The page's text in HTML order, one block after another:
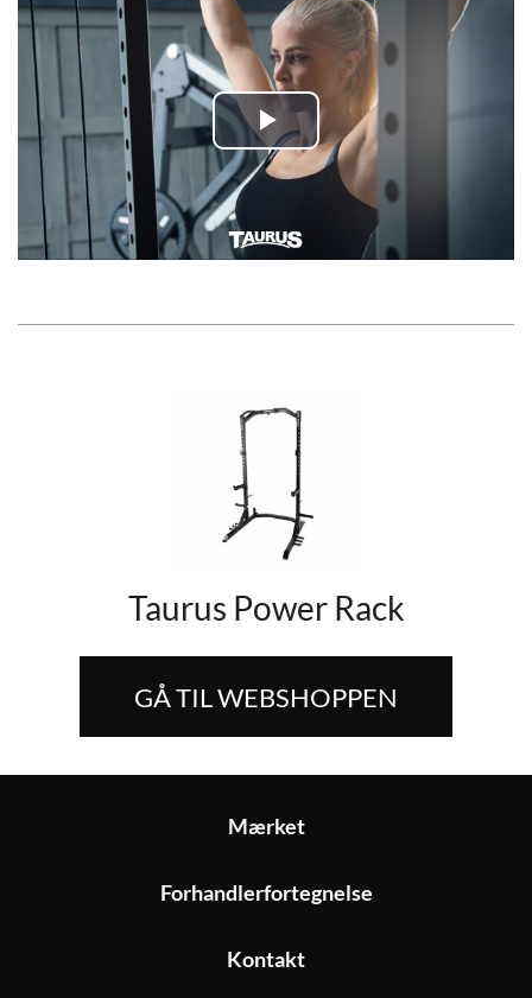
Play
Video
Taurus Power Rack
GÅ TIL WEBSHOPPEN
Mærket
Forhandlerfortegnelse
Kontakt